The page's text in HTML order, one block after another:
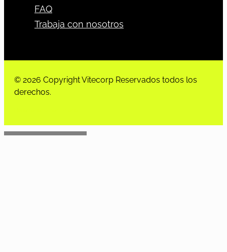
FAQ
Trabaja con nosotros
© 2026 Copyright Vitecorp Reservados todos los
derechos.